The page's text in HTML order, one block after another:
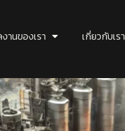
านของเรา เกี่ยวกับเรา